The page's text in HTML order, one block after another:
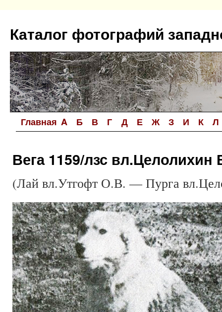
содержимому
Каталог фотографий
Главная A Б В Г Д Е Ж З И К Л
Вега 1159/лзс вл.Целолихин
(Лай вл.Утгофт О.В. — Пурга